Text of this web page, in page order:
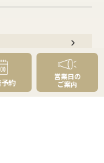
約
営業日の
ご案内